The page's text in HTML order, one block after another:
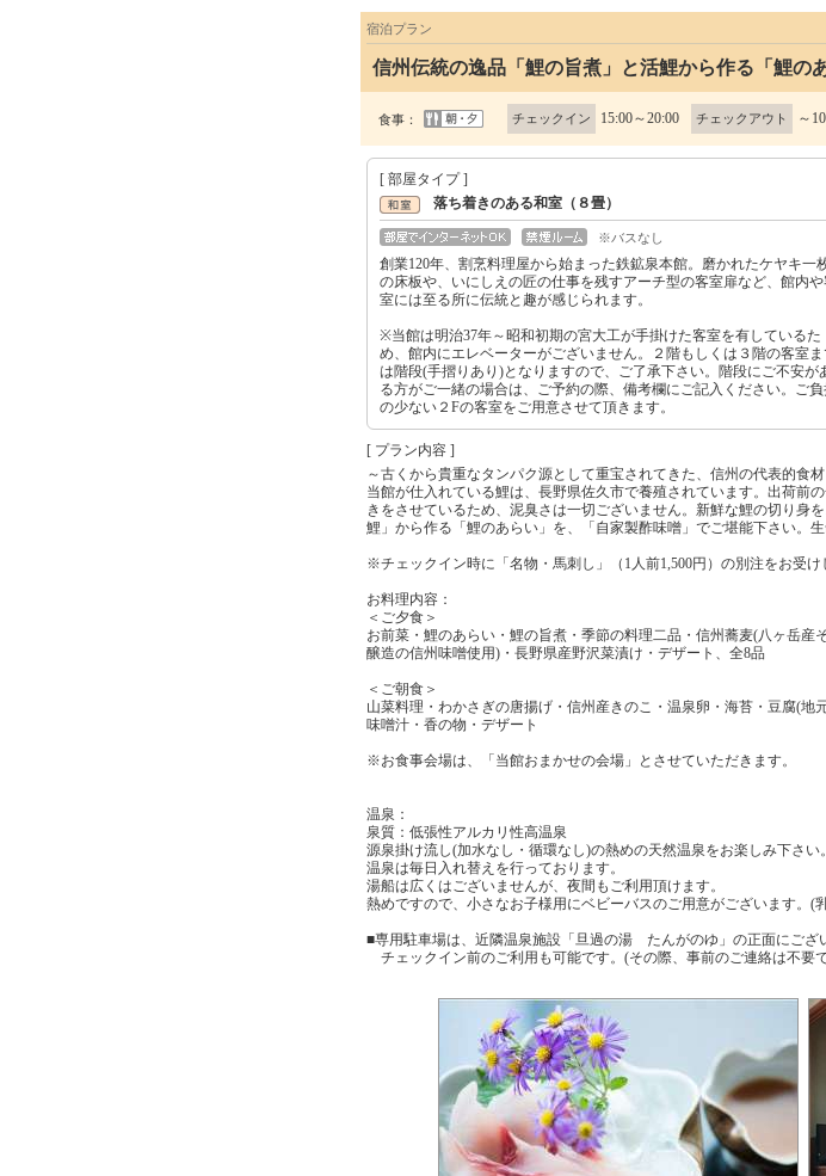
宿泊プラン
信州伝統の逸品「鯉の旨煮」と活鯉から作る「鯉の
食事： チェックイン 15:00～20:00 チェックアウト ～
[ 部屋タイプ ]
落ち着きのある和室（８畳）
※バスなし
創業120年、割烹料理屋から始まった鉄鉱泉本館。磨かれたケヤキ一
の床板や、いにしえの匠の仕事を残すアーチ型の客室扉など、館内
室には至る所に伝統と趣が感じられます。
※当館は明治37年～昭和初期の宮大工が手掛けた客室を有しているた
め、館内にエレベーターがございません。２階もしくは３階の客室
は階段(手摺りあり)となりますので、ご了承下さい。階段にご不安が
る方がご一緒の場合は、ご予約の際、備考欄にご記入ください。ご負
の少ない２Fの客室をご用意させて頂きます。
[ プラン内容 ]
～古くから貴重なタンパク源として重宝されてきた、信州の代表的食
当館が仕入れている鯉は、長野県佐久市で養殖されています。出荷前
きをさせているため、泥臭さは一切ございません。新鮮な鯉の切り身
鯉」から作る「鯉のあらい」を、「自家製酢味噌」でご堪能下さい。
※チェックイン時に「名物・馬刺し」（1人前1,500円）の別注をお受
お料理内容：
＜ご夕食＞
お前菜・鯉のあらい・鯉の旨煮・季節の料理二品・信州蕎麦(八ヶ岳
醸造の信州味噌使用)・長野県産野沢菜漬け・デザート、全8品
＜ご朝食＞
山菜料理・わかさぎの唐揚げ・信州産きのこ・温泉卵・海苔・豆腐(
味噌汁・香の物・デザート
※お食事会場は、「当館おまかせの会場」とさせていただきます。
温泉：
泉質：低張性アルカリ性高温泉
源泉掛け流し(加水なし・循環なし)の熱めの天然温泉をお楽しみ下さい。
温泉は毎日入れ替えを行っております。
湯船は広くはございませんが、夜間もご利用頂けます。
熱めですので、小さなお子様用にベビーバスのご用意がございます。
■専用駐車場は、近隣温泉施設「旦過の湯 たんがのゆ」の正面にござ
チェックイン前のご利用も可能です。(その際、事前のご連絡は不要